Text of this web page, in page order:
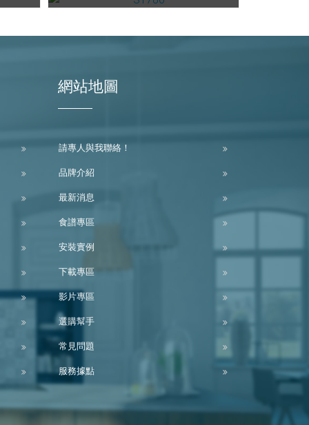
網站地圖
請專人與我聯絡！
品牌介紹
最新消息
食譜專區
安裝實例
下載專區
影片專區
選購幫手
常見問題
服務據點